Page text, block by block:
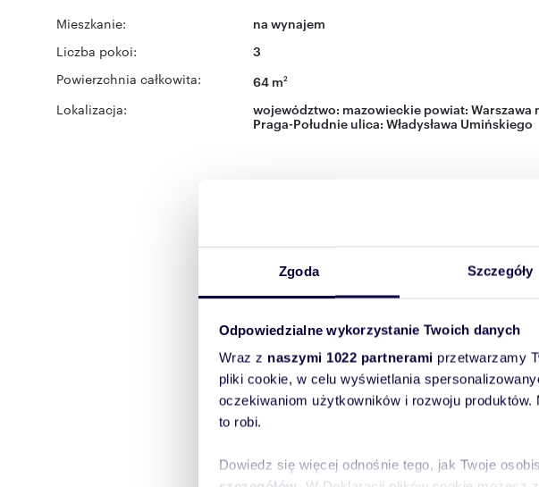
Zgoda Szczegóły
Odpowiedzialne wykorzystanie Twoich danych
Wraz z naszymi 1022 partnerami przetwarzamy
pliki cookie, w celu wyświetlania
oczekiwaniom użytkowników i rozwoju
to robi.
Dowiedz się więcej odnośnie tego, jak Twoje
Mieszkanie: na wynajem
Liczba pokoi: 3
Powierzchnia całkowita: 64 m2
Lokalizacja: województwo: mazowieckie powiat: Warszawa
Praga-Południe ulica: Władysława Umińskiego